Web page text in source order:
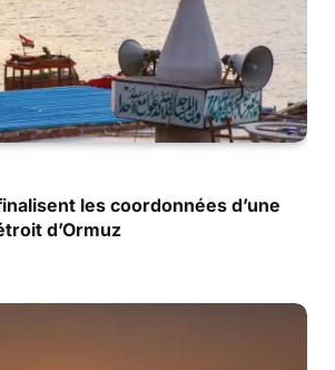
les coordonnées d’une
d’Ormuz